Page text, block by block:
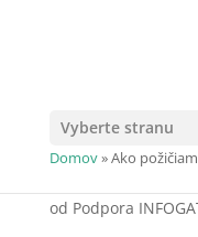
Vyberte stranu
Domov»Ako
Ako
od Podpora